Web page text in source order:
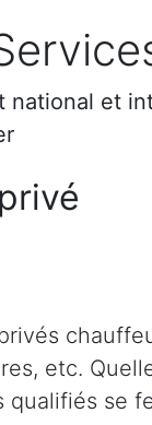
et
etc.
qualifiés se